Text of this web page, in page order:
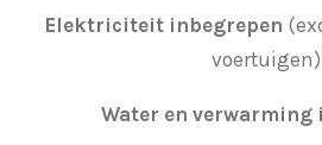
Elektriciteit inbegrepen
voertuigen)
Water en verwarming